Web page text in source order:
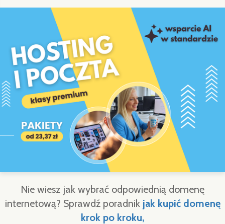
Nie wiesz jak wybrać odpowiednią domenę
internetową? Sprawdź poradnik jak kupić domenę
krok po kroku,